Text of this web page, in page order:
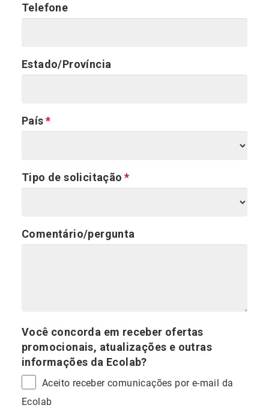
Telefone
Estado/Província
País
Tipo de solicitação
Comentário/pergunta
Você concorda em receber ofertas
promocionais, atualizações e outras
informações da Ecolab?
Aceito receber comunicações por e-mail da
Ecolab